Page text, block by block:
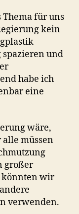
für uns
kein
spazieren und
habe ich
eine
wäre,
müssen
großer
könnten wir
verwenden.